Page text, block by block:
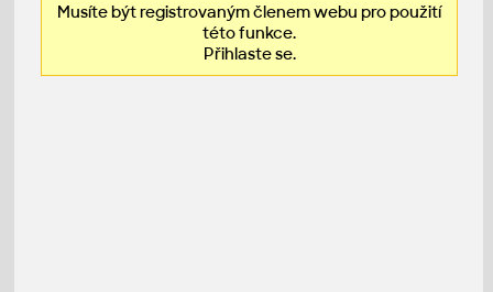
Musíte být registrovaným členem webu pro použití
této funkce.
Přihlaste se.